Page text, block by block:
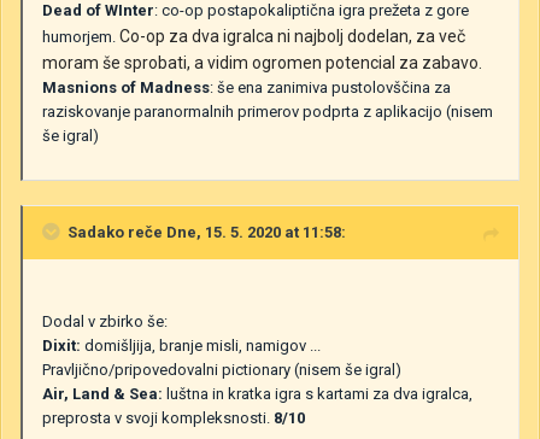
Dead of WInter: co-op postapokaliptična igra prežeta z gore
humorjem. Co-op za dva igralca ni najbolj dodelan, za več
moram še sprobati, a vidim ogromen potencial za zabavo.
Masnions of Madness: še ena zanimiva pustolovščina za
raziskovanje paranormalnih primerov podprta z aplikacijo (nisem
še igral)
Sadako reče Dne, 15. 5. 2020 at 11:58:
Dodal v zbirko še:
Dixit: domišljija, branje misli, namigov ...
Pravljično/pripovedovalni pictionary (nisem še igral)
Air, Land & Sea: luštna in kratka igra s kartami za dva igralca,
preprosta v svoji kompleksnosti. 8/10